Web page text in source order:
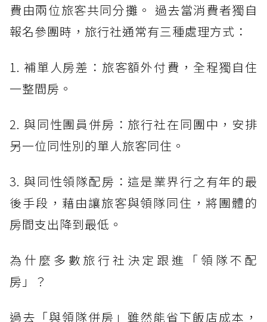
費由兩位旅客共同分攤。 過去當消費者獨自
報名參團時，旅行社通常有三種處理方式：
1. 補單人房差：旅客額外付費，全程獨自住
一整間房。
2. 與同性團員併房：旅行社在同團中，安排
另一位同性別的單人旅客同住。
3. 與同性領隊配房：這是業界行之有年的最
後手段，藉由讓旅客與領隊同住，將團體的
房間支出降到最低。
為什麼多數旅行社決定跟進「領隊不配
房」？
過去「與領隊併房」雖然能省下飯店成本，